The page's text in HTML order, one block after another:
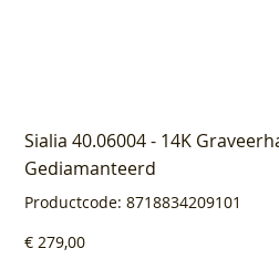
Sialia 40.06004 - 14K
Gediamanteerd
Productcode: Productcode
8718834209101
8718834209101
Prijs
€ 279,00